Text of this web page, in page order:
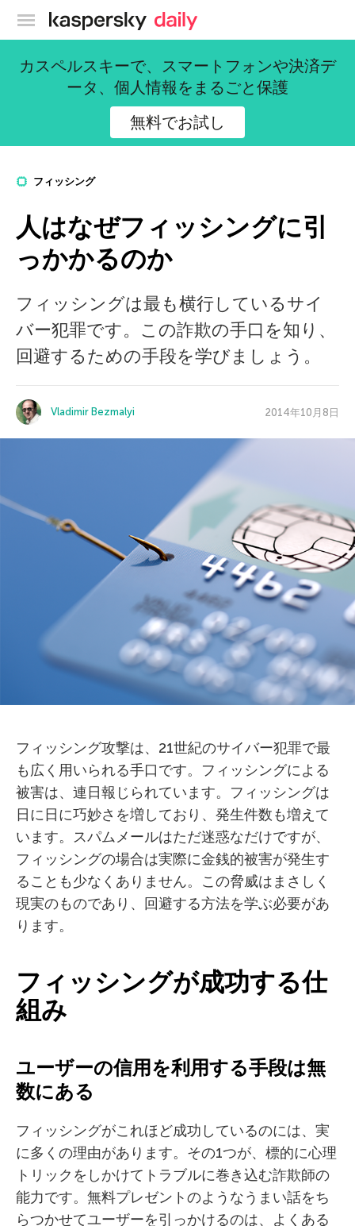
カスペルスキー公式ブログ
カスペルスキーで、スマートフォンや決済デ
ータ、個人情報をまるごと保護
無料でお試し
フィッシング
人はなぜフィッシングに引
っかかるのか
フィッシングは最も横行しているサイ
バー犯罪です。この詐欺の手口を知り、
回避するための手段を学びましょう。
Vladimir Bezmalyi 2014年10月8日
フィッシング攻撃は、21世紀のサイバー犯罪で最
も広く用いられる手口です。フィッシングによる
被害は、連日報じられています。フィッシングは
日に日に巧妙さを増しており、発生件数も増えて
います。スパムメールはただ迷惑なだけですが、
フィッシングの場合は実際に金銭的被害が発生す
ることも少なくありません。この脅威はまさしく
現実のものであり、回避する方法を学ぶ必要があ
ります。
フィッシングが成功する仕
組み
ユーザーの信用を利用する手段は無
数にある
フィッシングがこれほど成功しているのには、実
に多くの理由があります。その1つが、標的に心理
トリックをしかけてトラブルに巻き込む詐欺師の
能力です。無料プレゼントのようなうまい話をち
らつかせてユーザーを引っかけるのは、よくある